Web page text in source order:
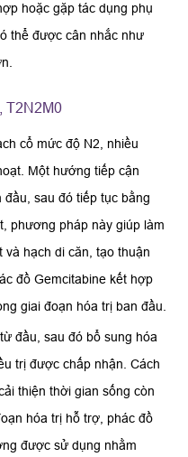
hoặc gặp tác dụng phụ
thể được cân nhắc như
T2N2M0
cổ mức độ N2, nhiều
Một hướng tiếp cận
sau đó tiếp tục bằng
phương pháp này giúp làm
hạch di căn, tạo thuận
đồ Gemcitabine kết hợp
giai đoạn hóa trị ban đầu.
đầu, sau đó bổ sung hóa
trị được chấp nhận. Cách
thiện thời gian sống còn
hóa trị hỗ trợ, phác đồ
được sử dụng nhằm